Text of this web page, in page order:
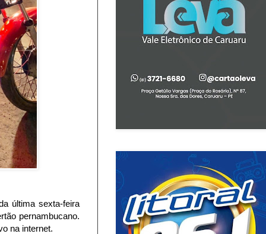
última sexta-feira
pernambucano.
na internet.